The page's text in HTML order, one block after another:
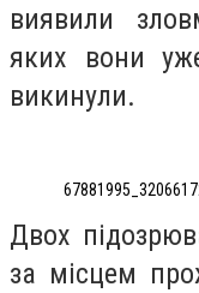
виявили
яких вони
викинули.
Двох
за місцем